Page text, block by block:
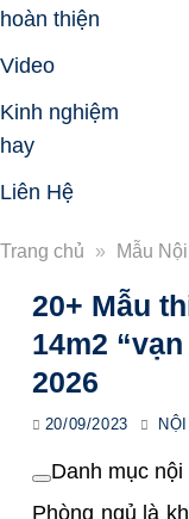
hoàn thiện
Video
Kinh nghiệm
hay
Liên Hệ
Trang chủ » Mẫu
20+ Mẫu
14m2
2026
20/09/2023
Danh mục nội
Phòng ngủ là